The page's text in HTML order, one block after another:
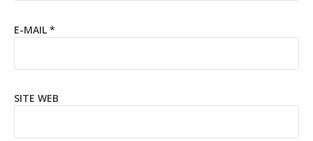
E-MAIL *
SITE WEB